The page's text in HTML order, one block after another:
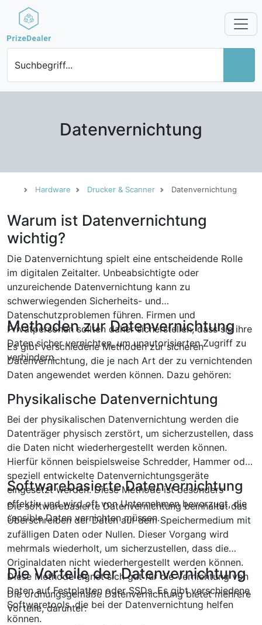
Suchbegriff...
Datenvernichtung
Hardware Drucker & Scanner Datenvernichtung
Warum ist Datenvernichtung
wichtig?
Die Datenvernichtung spielt eine entscheidende Rolle
im digitalen Zeitalter. Unbeabsichtigte oder
unzureichende Datenvernichtung kann zu
schwerwiegenden Sicherheits- und
Datenschutzproblemen führen. Firmen und
Privatpersonen sollten daher sicherstellen, dass sie ihre
Daten sicher vernichten, um unautorisierten Zugriff zu
verhindern.
Methoden zur Datenvernichtung
Es gibt verschiedene Methoden zur sicheren
Datenvernichtung, die je nach Art der zu vernichtenden
Daten angewendet werden können. Dazu gehören:
Physikalische Datenvernichtung
Bei der physikalischen Datenvernichtung werden die
Datenträger physisch zerstört, um sicherzustellen, dass
die Daten nicht wiederhergestellt werden können.
Hierfür können beispielsweise Schredder, Hammer oder
speziell entwickelte Datenvernichtungsgeräte
eingesetzt werden. Diese Methode ist besonders
effektiv und wird oft von Unternehmen bevorzugt, die
sensible Daten vernichten müssen.
Softwarebasierte Datenvernichtung
Die softwarebasierte Datenvernichtung beinhaltet das
Überschreiben der Daten auf dem Speichermedium mit
zufälligen Daten oder Nullen. Dieser Vorgang wird
mehrmals wiederholt, um sicherzustellen, dass die
Originaldaten nicht wiederhergestellt werden können.
Diese Methode eignet sich gut für die Vernichtung von
Daten auf Festplatten oder SSDs. Es gibt verschiedene
Softwaretools, die bei der Datenvernichtung helfen
können.
Die Vorteile der Datenvernichtung
Die ordnungsgemäße Datenvernichtung bietet mehrere
Vorteile, darunter: